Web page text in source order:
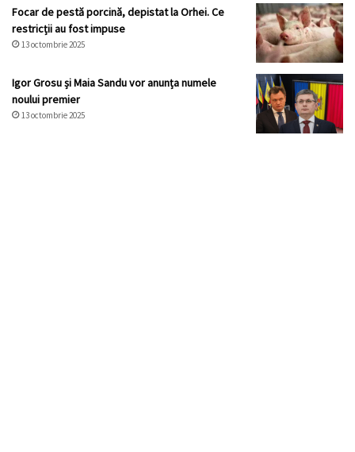
Focar de pestă porcină, depistat la Orhei. Ce
restricții au fost impuse
13 octombrie 2025
Igor Grosu și Maia Sandu vor anunța numele
noului premier
13 octombrie 2025